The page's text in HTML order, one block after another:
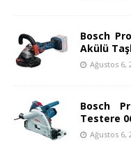
Bosch
Akülü
Ağustos 6,
Bosch
Testere
Ağustos 6,